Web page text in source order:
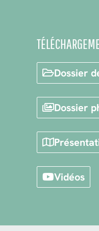
Dossier
Dossier
Vidéos